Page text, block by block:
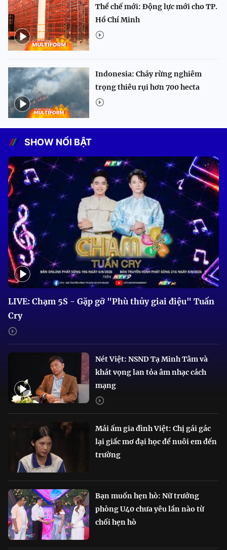
Thể chế mới: Động lực mới cho TP.
Hồ Chí Minh
Indonesia: Cháy rừng nghiêm
trọng thiêu rụi hơn 700 hecta
SHOW NỔI BẬT
LIVE: Chạm 5S - Gặp gỡ "Phù thủy giai điệu" Tuấn
Cry
Nét Việt: NSND Tạ Minh Tâm và
khát vọng lan tỏa âm nhạc cách
mạng
Mái ấm gia đình Việt: Chị gái gác
lại giấc mơ đại học để nuôi em đến
trường
Bạn muốn hẹn hò: Nữ trưởng
phòng U40 chưa yêu lần nào từ
chối hẹn hò